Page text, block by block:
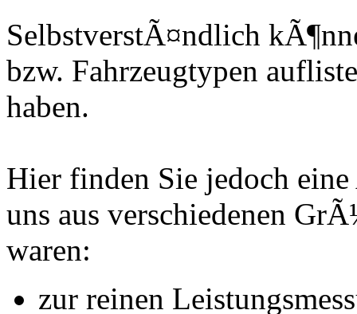
SelbstverstÃ¤ndlich
bzw. Fahrzeugtypen
haben.
Hier finden Sie jedoch
uns aus verschiedenen
waren:
zur reinen